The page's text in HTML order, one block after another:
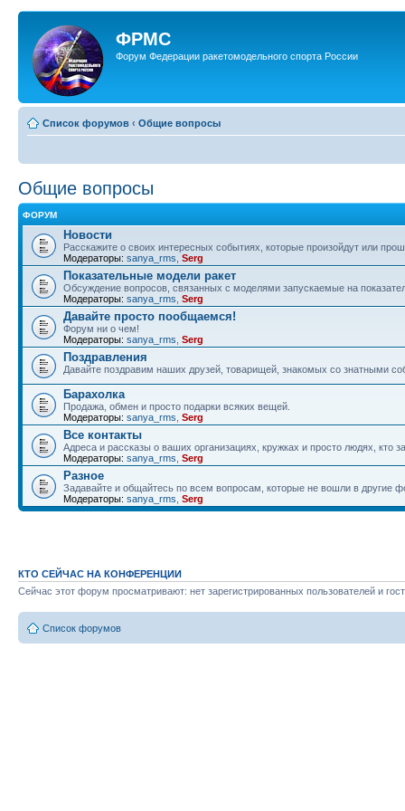
ФРМС
Форум Федерации ракетомодельного спорта России
Список форумов ‹ Общие вопросы
Общие вопросы
ФОРУМ
Новости
Расскажите о своих интересных событиях, которые произойдут или
Модераторы: sanya_rms Serg
Показательные модели ракет
Обсуждение вопросов, связанных с моделями запускаемые на
Модераторы: sanya_rms Serg
Давайте просто пообщаемся!
Форум ни о чем!
Модераторы: sanya_rms Serg
Поздравления
Давайте поздравим наших друзей, товарищей, знакомых со знатными
Барахолка
Продажа, обмен и просто подарки всяких вещей.
Модераторы: sanya_rms Serg
Все контакты
Адреса и рассказы о ваших организациях, кружках и просто людях, кто
Модераторы: sanya_rms Serg
Разное
Задавайте и общайтесь по всем вопросам, которые не вошли в другие
Модераторы: sanya_rms Serg
КТО СЕЙЧАС НА КОНФЕРЕНЦИИ
Сейчас этот форум просматривают: нет зарегистрированных пользователей и
Список форумов